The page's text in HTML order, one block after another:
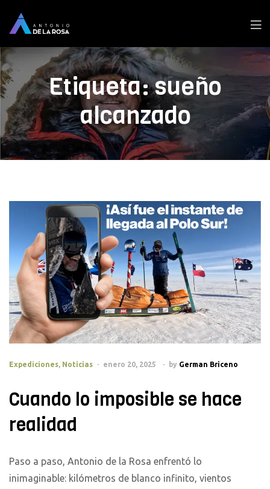
Etiqueta:sueño
alcanzado
Categories
Expediciones, Noticias enero 20, 2025 by German Briceno
Cuando lo imposible se hace
realidad
Paso a paso, Antonio de la Rosa enfrentó lo
inimaginable: kilómetros de blanco infinito, vientos